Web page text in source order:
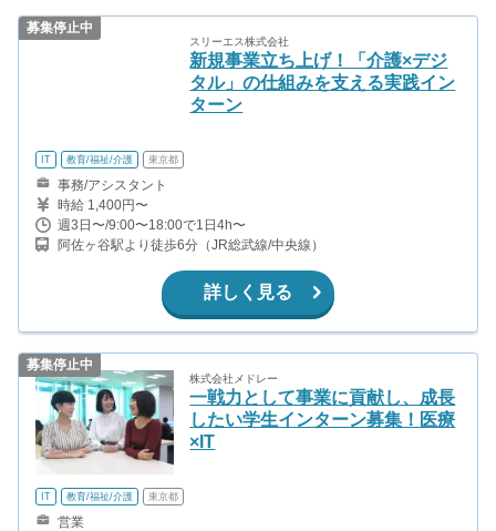
募集停止中
スリーエス株式会社
新規事業立ち上げ！「介護×デジ
タル」の仕組みを支える実践イン
ターン
IT 教育/福祉/介護 東京都
事務/アシスタント
時給 1,400円〜
週3日〜/9:00〜18:00で1日4h〜
阿佐ヶ谷駅より徒歩6分（JR総武線/中央線）
詳しく見る
募集停止中
株式会社メドレー
一戦力として事業に貢献し、成長
したい学生インターン募集！医療
×IT
IT 教育/福祉/介護 東京都
営業